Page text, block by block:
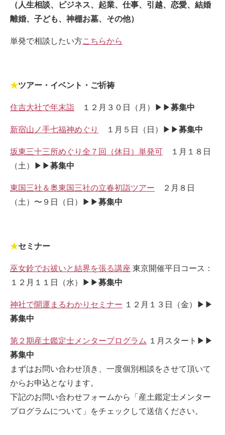
（人生相談、ビジネス、起業、仕事、引越、恋愛、結婚
離婚、子ども、神棚お墓、その他）
単発で相談したい方こちらから
★ツアー・イベント・ご祈祷
住吉大社で年末詣 １２月３０日（月）▶▶募集中
新宿山ノ手七福神めぐり １月５日（日）▶▶募集中
坂東三十三所めぐり全７回（休日）単発可
１月１８日
（土）▶▶募集中
東国三社＆奥東国三社の立春初詣ツアー ２月８日
（土）〜９日（日）▶▶募集中
★セミナー
巫女鈴でお祓いと結界を張る講座 東京開催平日コース：
１２月１１日（水）▶▶募集中
神社で開運まるわかりセミナー １２月１３日（金）▶▶
募集中
第２期産土鑑定士メンタープログラム １月スタート▶▶
募集中
まずはお問い合わせ頂き、一度個別相談をさせて頂いて
からお申込となります。
下記のお問い合わせフォームから「産土鑑定士メンター
プログラムについて」をチェックして送信ください。